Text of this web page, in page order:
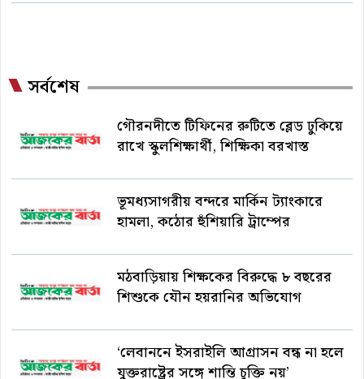
সর্বশেষ
গৌরনদীতে টিফিনের রুটিতে ব্লেড ঢুকিয়ে
রাখে স্কুলশিক্ষার্থী, শিক্ষিকা বরখাস্ত
ভূমধ্যসাগরীয় বন্দরে মার্কিন ট্যাংকারে
হামলা, কঠোর হুঁশিয়ারি ট্রাম্পের
মঠবাড়িয়ায় শিক্ষকের বিরুদ্ধে ৮ বছরের
শিশুকে যৌন হয়রানির অভিযোগ
‘লেবাননে ইসরাইলি আগ্রাসন বন্ধ না হলে
যুক্তরাষ্ট্রের সঙ্গে শান্তি চুক্তি নয়’